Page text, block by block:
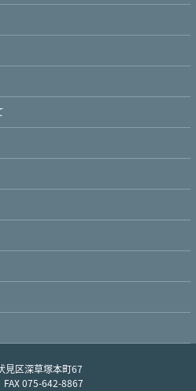
見区深草塚本町67
075-642-8867